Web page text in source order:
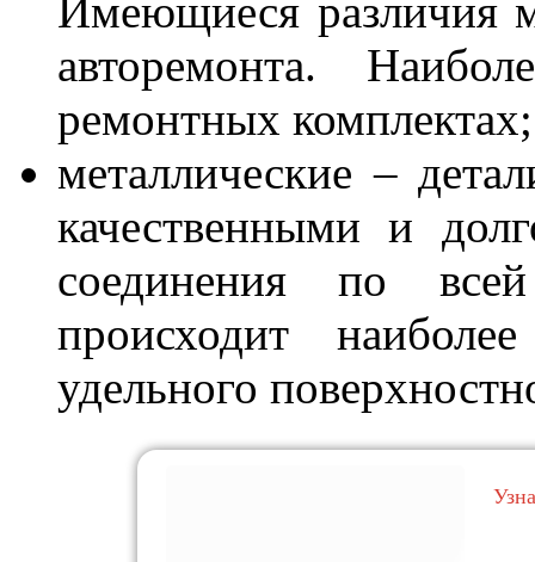
Имеющиеся различия
авторемонта.
ремонтных комплектах;
металлические –
качественными и
соединения по
происходит
удельного